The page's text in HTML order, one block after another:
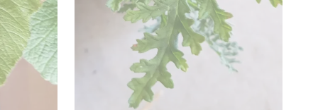
que leurs racines ne pourrissent. Un
acide, tandis que les géraniums vivaces